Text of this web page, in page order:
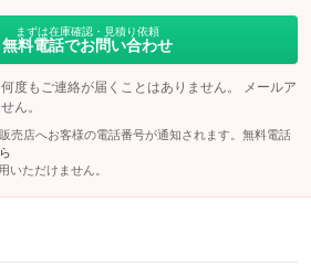
まずは在庫確認・見積り依頼
無料電話でお問い合わせ
度もご連絡が届くことはありません。 メールア
ん。
売店へお客様の電話番号が通知されます。無料電話
いただけません。